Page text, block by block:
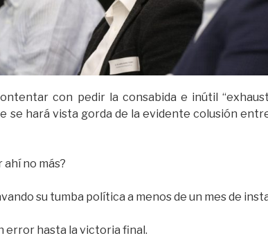
con pedir la consabida e inútil
se hará vista gorda de la evidente colusión
ahí no más?
su tumba política a menos de un mes de
error hasta la victoria final.